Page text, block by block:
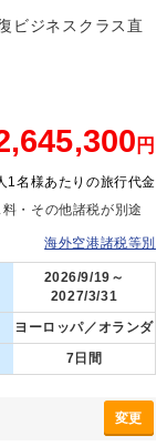
ビジネスクラス直
円
1名様あたりの旅行代金
・その他諸税が別途
海外空港諸税等別
2026/9/19～
2027/3/31
ヨーロッパ／オランダ
7日間
変更